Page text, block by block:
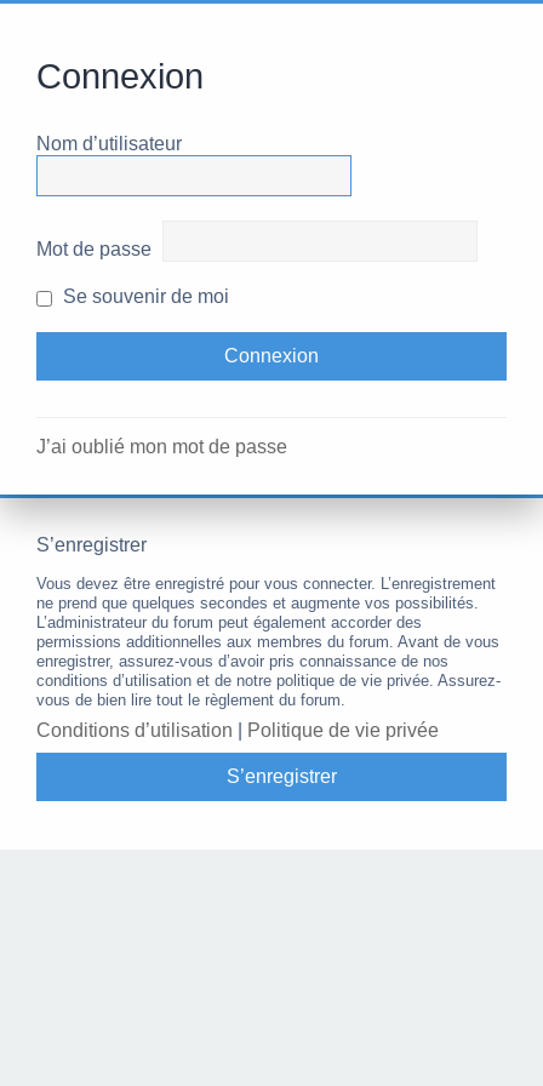
Connexion
Nom d’utilisateur
Mot de passe
Se souvenir de moi
J’ai oublié mon mot de passe
S’enregistrer
Vous devez être enregistré pour vous connecter. L’enregistrement
ne prend que quelques secondes et augmente vos possibilités.
L’administrateur du forum peut également accorder des
permissions additionnelles aux membres du forum. Avant de vous
enregistrer, assurez-vous d’avoir pris connaissance de nos
conditions d’utilisation et de notre politique de vie privée. Assurez-
vous de bien lire tout le règlement du forum.
Conditions d’utilisation Politique de vie privée
S’enregistrer